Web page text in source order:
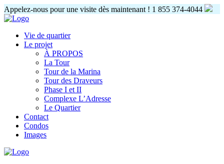
Appelez-nous pour une visite dès maintenant ! 1 855 374-4044
Vie de quartier
Le projet
À PROPOS
La Tour
Tour de la Marina
Tour des Draveurs
Phase I et II
Complexe L’Adresse
Le Quartier
Contact
Condos
Images